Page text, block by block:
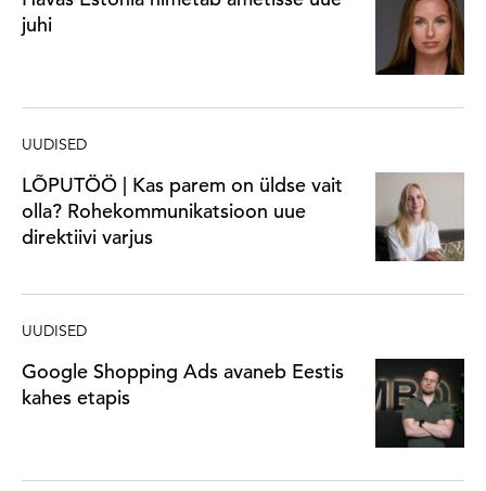
juhi
UUDISED
LÕPUTÖÖ | Kas parem on üldse vait
olla? Rohekommunikatsioon uue
direktiivi varjus
UUDISED
Google Shopping Ads avaneb Eestis
kahes etapis